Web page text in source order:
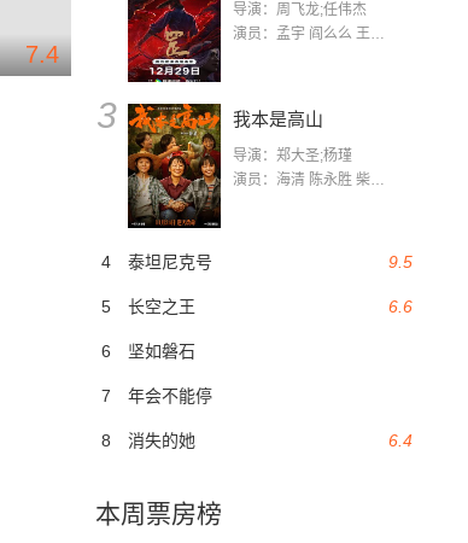
导演：周飞龙;任伟杰
演员：孟宇 阎么么 王凯 郭政建 阎萌萌 杨默 高枫 齐斯伽 刘芊含 马程
3 我本是高山
导演：郑大圣;杨瑾
演员：海清 陈永胜 柴烨 王玥婷 万国鹏 美朵达瓦 赵瑞婷 罗解艳 郭莉娜 潘家艳
9.5
4 泰坦尼克号
6.6
5 长空之王
6 坚如磐石
7 年会不能停
6.4
8 消失的她
本周票房榜
7.4